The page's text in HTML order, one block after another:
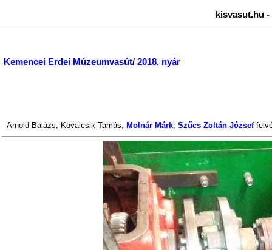
kisvasut.hu -
Kemencei Erdei Múzeumvasút/ 2018. nyár
Arnold Balázs, Kovalcsik Tamás, Molnár Márk, Szűcs Zoltán József